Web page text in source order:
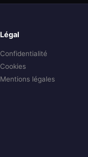
Légal
Confidentialité
Cookies
Mentions légales